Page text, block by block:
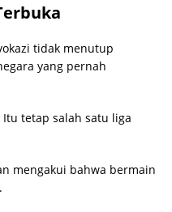
tidak menutup
yang pernah
Itu tetap salah satu liga
mengakui bahwa bermain